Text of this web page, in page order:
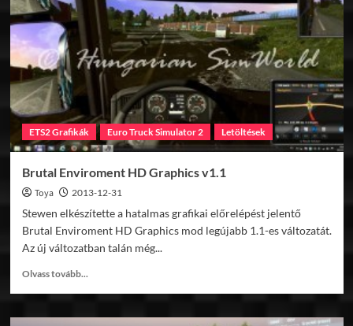
ETS2 Grafikák Euro Truck Simulator 2 Letöltések
Brutal Enviroment HD Graphics v1.1
Toya 2013-12-31
Stewen elkészítette a hatalmas grafikai előrelépést jelentő
Brutal Enviroment HD Graphics mod legújabb 1.1-es változatát.
Az új változatban talán még...
Olvass tovább...
Brutal